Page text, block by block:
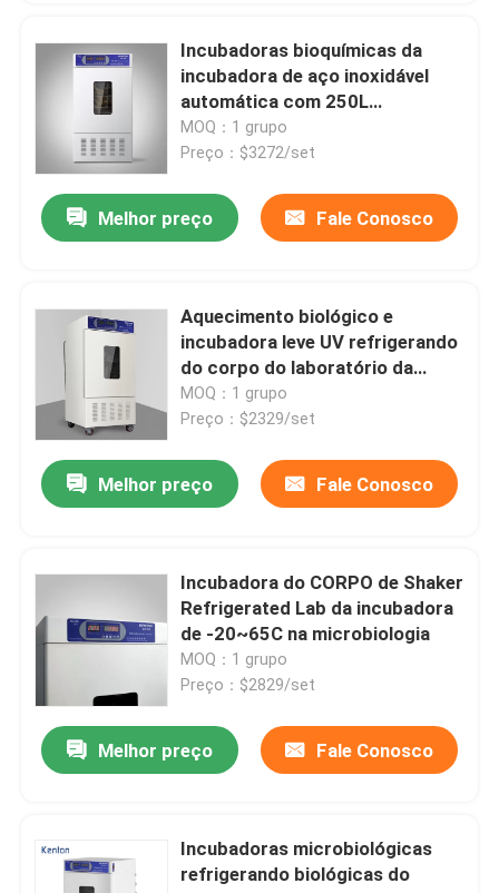
Fale Conosco
notícias
Todos os casos
Forno do secador do laboratório
forno de secagem industrial
Câmara de Temperatura e Umidade
Câmara climática
Armário do fluxo de ar laminar
Forno secador a vácuo
Incubadoras bioquímicas da
incubadora de aço inoxidável
automática com 250L
refrigerado
MOQ：1 grupo
Preço：$3272/set
Melhor preço Fale Conosco
Aquecimento biológico e
incubadora leve UV refrigerando
do corpo do laboratório da
lâmpada da incubadora
MOQ：1 grupo
Preço：$2329/set
Melhor preço Fale Conosco
Incubadora do CORPO de Shaker
Refrigerated Lab da incubadora
de -20~65C na microbiologia
MOQ：1 grupo
Preço：$2829/set
Melhor preço Fale Conosco
Incubadoras microbiológicas
refrigerando biológicas do